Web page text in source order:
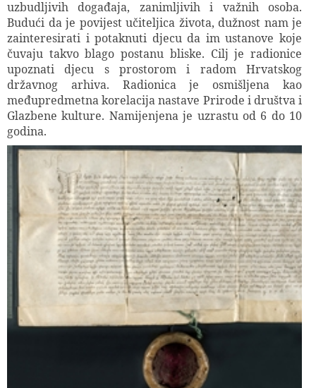
uzbudljivih događaja, zanimljivih i važnih osoba.
Budući da je povijest učiteljica života, dužnost nam je
zainteresirati i potaknuti djecu da im ustanove koje
čuvaju takvo blago postanu bliske. Cilj je radionice
upoznati djecu s prostorom i radom Hrvatskog
državnog arhiva. Radionica je osmišljena kao
međupredmetna korelacija nastave Prirode i društva i
Glazbene kulture. Namijenjena je uzrastu od 6 do 10
godina.